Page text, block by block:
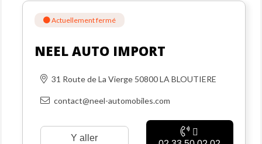
Actuellement fermé
NEEL AUTO IMPORT
31 Route de La Vierge 50800 LA BLOUTIERE
contact@neel-automobiles.com
Y aller